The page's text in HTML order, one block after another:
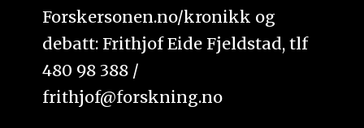
Forskersonen.no/kronikk og
debatt: Frithjof Eide Fjeldstad, tlf
480 98 388 /
frithjof@forskning.no